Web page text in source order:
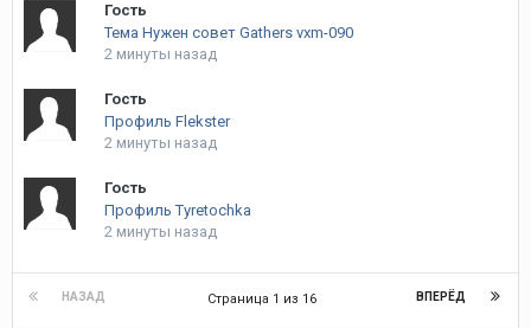
Гость
Тема Нужен совет Gathers vxm-090
2 минуты назад
Гость
Профиль Flekster
2 минуты назад
Гость
Профиль Tyretochka
2 минуты назад
НАЗАД ВПЕРЁД
Страница 1 из 16